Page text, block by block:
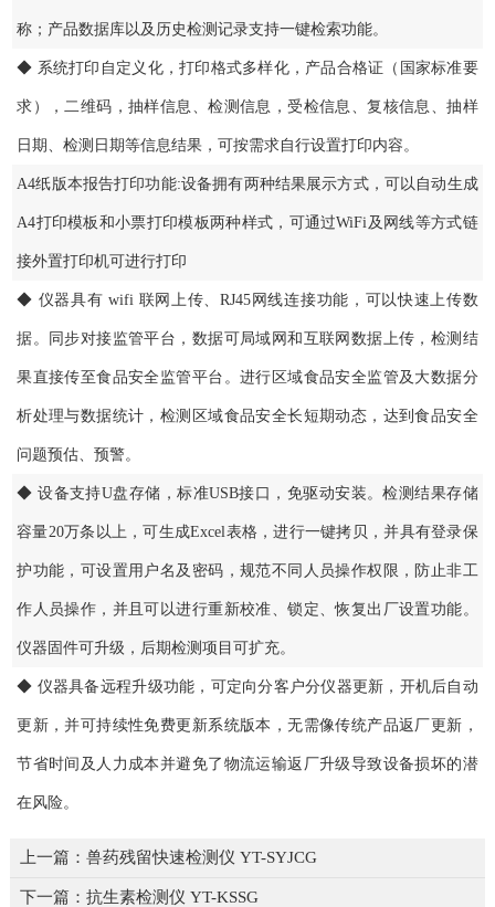
称；产品数据库以及历史检测记录支持一键检索功能。
◆ 系统打印自定义化，打印格式多样化，产品合格证（国家标准要
求），二维码，抽样信息、检测信息，受检信息、复核信息、抽样
日期、检测日期等信息结果，可按需求自行设置打印内容。
A4纸版本报告打印功能:设备拥有两种结果展示方式，可以自动生成
A4打印模板和小票打印模板两种样式，可通过WiFi及网线等方式链
接外置打印机可进行打印
◆ 仪器具有 wifi 联网上传、RJ45网线连接功能，可以快速上传数
据。同步对接监管平台，数据可局域网和互联网数据上传，检测结
果直接传至食品安全监管平台。进行区域食品安全监管及大数据分
析处理与数据统计，检测区域食品安全长短期动态，达到食品安全
问题预估、预警。
◆ 设备支持U盘存储，标准USB接口，免驱动安装。检测结果存储
容量20万条以上，可生成Excel表格，进行一键拷贝，并具有登录保
护功能，可设置用户名及密码，规范不同人员操作权限，防止非工
作人员操作，并且可以进行重新校准、锁定、恢复出厂设置功能。
仪器固件可升级，后期检测项目可扩充。
◆ 仪器具备远程升级功能，可定向分客户分仪器更新，开机后自动
更新，并可持续性免费更新系统版本，无需像传统产品返厂更新，
节省时间及人力成本并避免了物流运输返厂升级导致设备损坏的潜
在风险。
上一篇： 兽药残留快速检测仪 YT-SYJCG
下一篇： 抗生素检测仪 YT-KSSG